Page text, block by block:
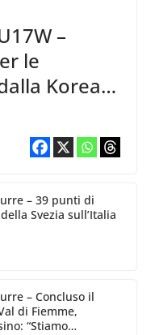
–
le
Korea
– 39 punti di
Svezia sull’Italia
– Concluso il
di Fiemme,
“Stiamo